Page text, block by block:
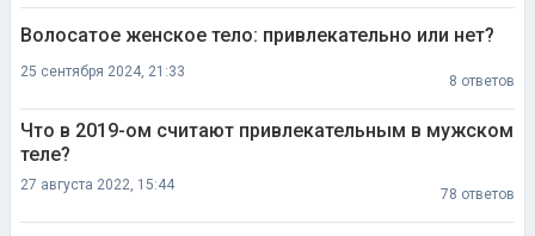
Волосатое женское тело: привлекательно или нет?
25 сентября 2024, 21:33
8 ответов
Что в 2019-ом считают привлекательным в мужском
теле?
27 августа 2022, 15:44
78 ответов